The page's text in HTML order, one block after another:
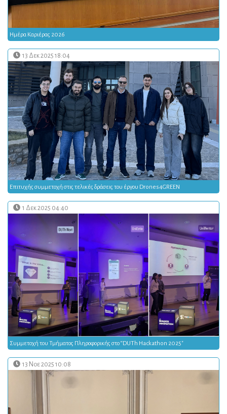
Ημέρα Καριέρας 2026
13 Δεκ 2025 18:04
Επιτυχής συμμετοχή στις τελικές δράσεις του έργου Drones4GREEN
1 Δεκ 2025 04:40
Συμμετοχή του Τμήματος Πληροφορικής στο “DUTh Hackathon 2025"
13 Νοε 2025 10:08